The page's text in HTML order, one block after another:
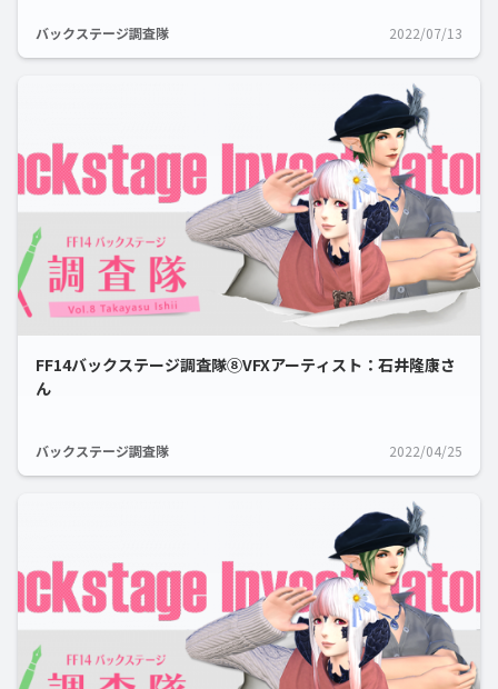
バックステージ調査隊 2022/07/13
FF14バックステージ調査隊⑧VFXアーティスト：石井隆康さ
ん
バックステージ調査隊 2022/04/25